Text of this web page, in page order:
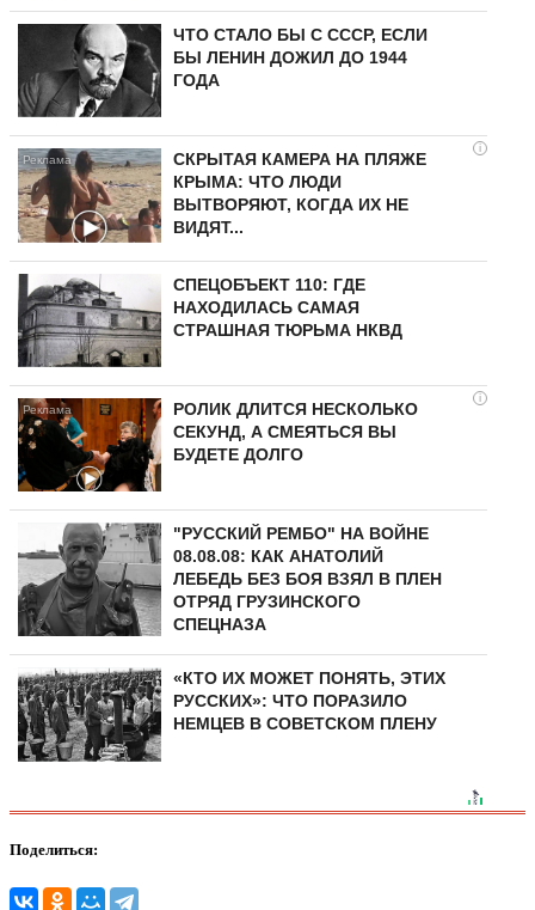
ЧТО СТАЛО БЫ С СССР, ЕСЛИ
БЫ ЛЕНИН ДОЖИЛ ДО 1944
ГОДА
i
СКРЫТАЯ КАМЕРА НА ПЛЯЖЕ
КРЫМА: ЧТО ЛЮДИ
ВЫТВОРЯЮТ, КОГДА ИХ НЕ
ВИДЯТ...
СПЕЦОБЪЕКТ 110: ГДЕ
НАХОДИЛАСЬ САМАЯ
СТРАШНАЯ ТЮРЬМА НКВД
i
РОЛИК ДЛИТСЯ НЕСКОЛЬКО
СЕКУНД, А СМЕЯТЬСЯ ВЫ
БУДЕТЕ ДОЛГО
"РУССКИЙ РЕМБО" НА ВОЙНЕ
08.08.08: КАК АНАТОЛИЙ
ЛЕБЕДЬ БЕЗ БОЯ ВЗЯЛ В ПЛЕН
ОТРЯД ГРУЗИНСКОГО
СПЕЦНАЗА
«КТО ИХ МОЖЕТ ПОНЯТЬ, ЭТИХ
РУССКИХ»: ЧТО ПОРАЗИЛО
НЕМЦЕВ В СОВЕТСКОМ ПЛЕНУ
Поделиться: